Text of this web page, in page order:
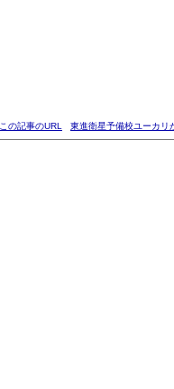
この記事のURL 東進衛星予備校ユーカリ